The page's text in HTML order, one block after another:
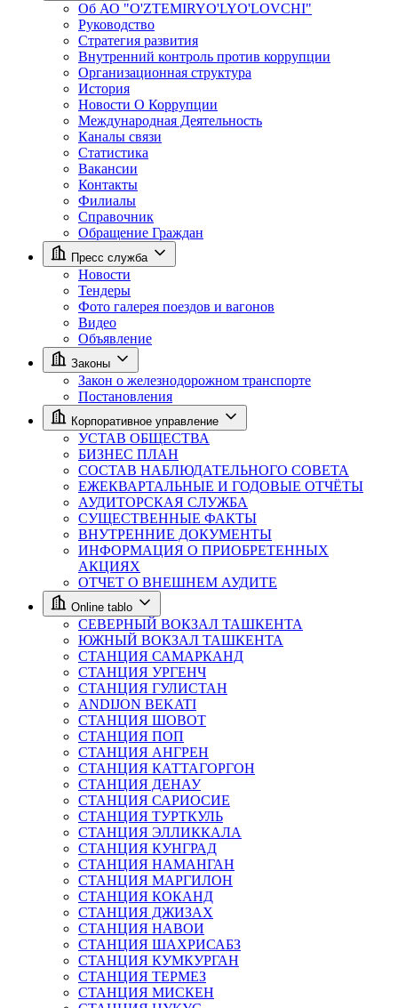
Об АО "O'ZTEMIRYO'LYO'LOVCHI"
Руководство
Стратегия развития
Внутренний контроль против коррупции
Организационная структура
История
Новости О Коррупции
Международная Деятельность
Каналы связи
Статистика
Вакансии
Контакты
Филиалы
Справочник
Обращение Граждан
Пресс служба
Новости
Тендеры
Фото галерея поездов и вагонов
Видео
Объявление
Законы
Закон о железнодорожном транспорте
Постановления
Корпоративное управление
УСТАВ ОБЩЕСТВА
БИЗНЕС ПЛАН
СОСТАВ НАБЛЮДАТЕЛЬНОГО СОВЕТА
ЕЖЕКВАРТАЛЬНЫЕ И ГОДОВЫЕ ОТЧЁТЫ
АУДИТОРСКАЯ СЛУЖБА
СУЩЕСТВЕННЫЕ ФАКТЫ
ВНУТРЕННИЕ ДОКУМЕНТЫ
ИНФОРМАЦИЯ О ПРИОБРЕТЕННЫХ
АКЦИЯХ
ОТЧЕТ О ВНЕШНЕМ АУДИТЕ
Online tablo
СЕВЕРНЫЙ ВОКЗАЛ ТАШКЕНТА
ЮЖНЫЙ ВОКЗАЛ ТАШКЕНТА
СТАНЦИЯ САМАРКАНД
СТАНЦИЯ УРГЕНЧ
СТАНЦИЯ ГУЛИСТАН
ANDIJON BEKATI
СТАНЦИЯ ШОВОТ
СТАНЦИЯ ПОП
СТАНЦИЯ АНГРЕН
СТАНЦИЯ КАТТАГОРГОН
СТАНЦИЯ ДЕНАУ
СТАНЦИЯ САРИОСИЕ
СТАНЦИЯ ТУРТКУЛЬ
СТАНЦИЯ ЭЛЛИККАЛА
СТАНЦИЯ КУНГРАД
СТАНЦИЯ НАМАНГАН
СТАНЦИЯ МАРГИЛОН
СТАНЦИЯ КОКАНД
СТАНЦИЯ ДЖИЗАХ
СТАНЦИЯ НАВОИ
СТАНЦИЯ ШАХРИСАБЗ
СТАНЦИЯ КУМКУРГАН
СТАНЦИЯ ТЕРМЕЗ
СТАНЦИЯ МИСКЕН